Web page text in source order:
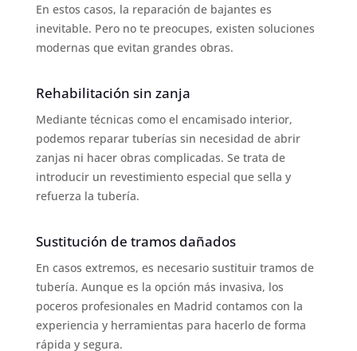
En estos casos, la reparación de bajantes es
inevitable. Pero no te preocupes, existen soluciones
modernas que evitan grandes obras.
Rehabilitación sin zanja
Mediante técnicas como el encamisado interior,
podemos reparar tuberías sin necesidad de abrir
zanjas ni hacer obras complicadas. Se trata de
introducir un revestimiento especial que sella y
refuerza la tubería.
Sustitución de tramos dañados
En casos extremos, es necesario sustituir tramos de
tubería. Aunque es la opción más invasiva, los
poceros profesionales en Madrid contamos con la
experiencia y herramientas para hacerlo de forma
rápida y segura.